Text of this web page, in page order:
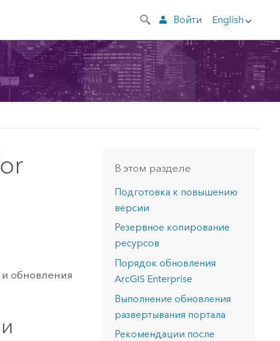
English
Войти
обновления
В этом разделе
Подготовка к повышению
версии
Резервное копирование
ресурсов
Порядок обновления
ArcGIS Enterprise
Выполнение обновления
развертывания портала
Рекомендации после